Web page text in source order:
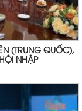
(TRUNG QUỐC),
NHẬP